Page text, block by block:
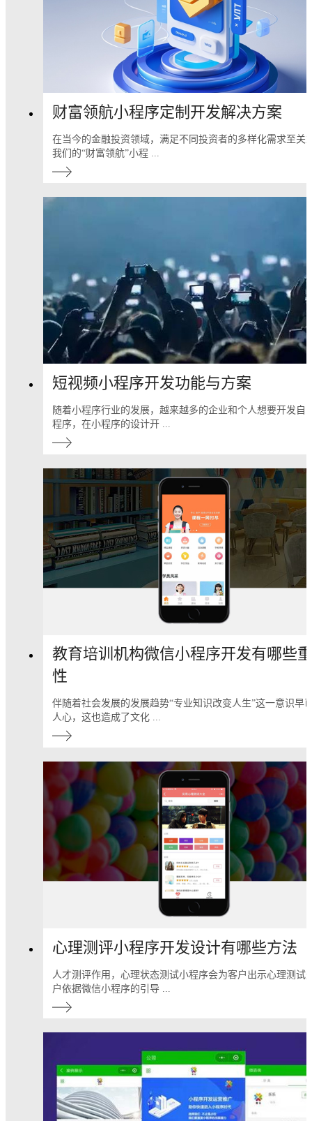
财富领航小程序定制开发解决方案
在当今的金融投资领域，满足不同投资者的多样化需求至关
我们的“财富领航”小程 ...
短视频小程序开发功能与方案
随着小程序行业的发展，越来越多的企业和个人想要开发自
程序，在小程序的设计开 ...
教育培训机构微信小程序开发有哪些
性
伴随着社会发展的发展趋势“专业知识改变人生”这一意识早
人心，这也造成了文化 ...
心理测评小程序开发设计有哪些方法
人才测评作用，心理状态测试小程序会为客户出示心理测试
户依据微信小程序的引导 ...